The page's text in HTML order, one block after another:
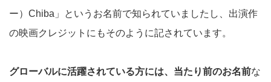
ー）Chiba」というお名前で知られていましたし、出演作
の映画クレジットにもそのように記されています。
グローバルに活躍されている方には、当たり前のお名前な